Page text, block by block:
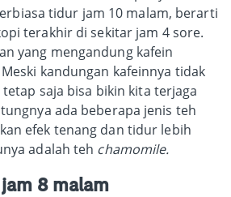
tidur jam 10 malam, berarti
terakhir di sekitar jam 4 sore.
yang mengandung kafein
kandungan kafeinnya tidak
saja bisa bikin kita terjaga
ada beberapa jenis teh
efek tenang dan tidur lebih
adalah teh chamomile.
8 malam